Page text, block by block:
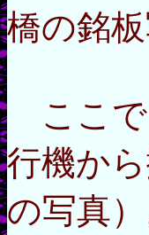
橋の銘
ここで
行機か
の写真